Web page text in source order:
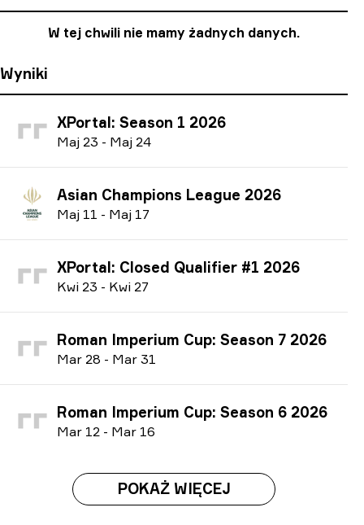
W tej chwili nie mamy żadnych danych.
Wyniki
XPortal: Season 1 2026
Maj 23 - Maj 24
Asian Champions League 2026
Maj 11 - Maj 17
XPortal: Closed Qualifier #1 2026
Kwi 23 - Kwi 27
Roman Imperium Cup: Season 7 2026
Mar 28 - Mar 31
Roman Imperium Cup: Season 6 2026
Mar 12 - Mar 16
POKAŻ WIĘCEJ